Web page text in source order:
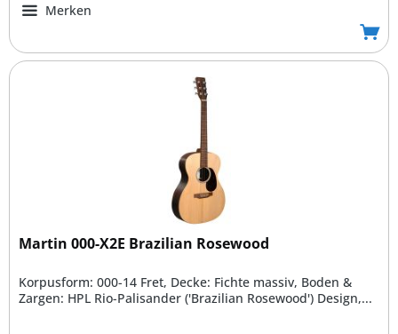
Merken
Martin 000-X2E Brazilian Rosewood
Korpusform: 000-14 Fret, Decke: Fichte massiv, Boden &
Zargen: HPL Rio-Palisander ('Brazilian Rosewood') Design,...